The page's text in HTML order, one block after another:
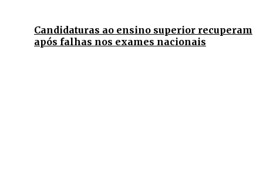
Candidaturas ao ensino superior recuperam
após falhas nos exames nacionais